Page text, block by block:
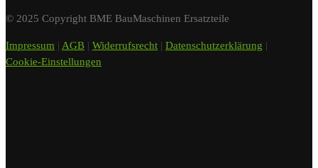
© 2025 Copyright BME BauMaschinen Ersatzteile
Impressum | AGB | Widerrufsrecht | Datenschutzerklärung |
Cookie-Einstellungen